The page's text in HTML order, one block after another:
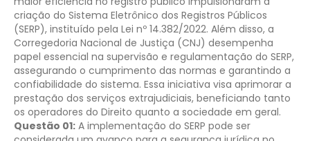
criação do Sistema Eletrônico dos Registros Públicos
(SERP), instituído pela Lei nº 14.382/2022. Além disso, a
Corregedoria Nacional de Justiça (CNJ) desempenha
papel essencial na supervisão e regulamentação do SERP,
assegurando o cumprimento das normas e garantindo a
confiabilidade do sistema. Essa iniciativa visa aprimorar a
prestação dos serviços extrajudiciais, beneficiando tanto
os operadores do Direito quanto a sociedade em geral.
Questão 01: A implementação do SERP pode ser